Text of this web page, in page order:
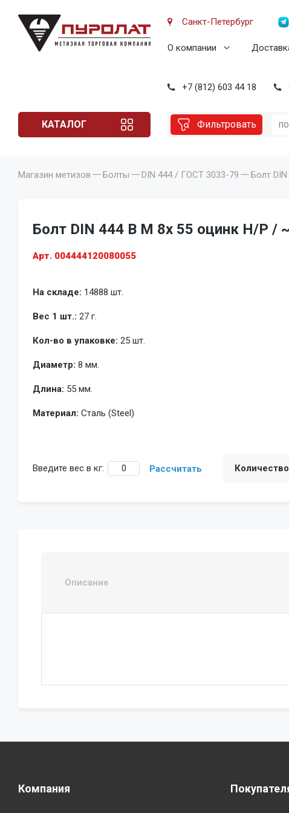
Санкт-Петербург
О компании
+7 (812) 603 44 18
КАТАЛОГ Фильтровать
Магазин метизов Болты DIN 444 / ГОСТ 3033-79 Болт
Болт DIN 444 B M 8x 55 оцинк Н/Р /
Арт. 004444120080055
На складе: 14888 шт.
Вес 1 шт.: 27 г.
Кол-во в упаковке: 25 шт.
Диаметр: 8 мм.
Длина: 55 мм.
Материал: Сталь (Steel)
Введите вес в кг: Рассчитать
Описание
Компания